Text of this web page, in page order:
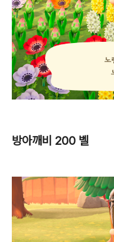
방아깨비 200 벨